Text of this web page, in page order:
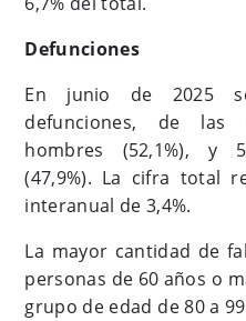
Defunciones
En junio de 2025
defunciones, de las
hombres (52,1%), y
(47,9%). La cifra total
interanual de 3,4%.
La mayor cantidad de
personas de 60 años o
grupo de edad de 80 a